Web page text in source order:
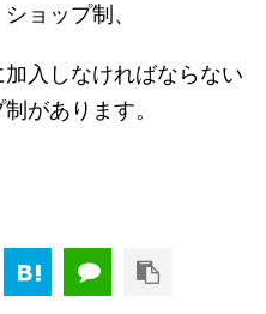
ョップ制、
入しなければならない
があります。